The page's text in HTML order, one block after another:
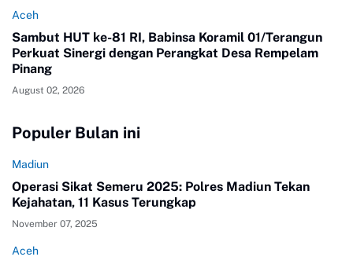
Aceh
Sambut HUT ke-81 RI, Babinsa Koramil 01/Terangun
Perkuat Sinergi dengan Perangkat Desa Rempelam
Pinang
August 02, 2026
Populer Bulan ini
Madiun
Operasi Sikat Semeru 2025: Polres Madiun Tekan
Kejahatan, 11 Kasus Terungkap
November 07, 2025
Aceh